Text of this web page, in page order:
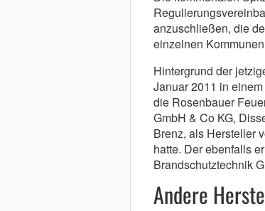
anzuschließen, die
einzelnen
Hintergrund der
Januar 2011 in
die Rosenbauer
GmbH & Co KG,
Brenz, als Hersteller
hatte. Der ebenfalls
Brandschutztechnik
Andere